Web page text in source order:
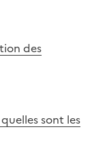
des
sont les